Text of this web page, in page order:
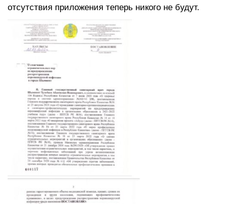
отсутствия приложения теперь никого не будут.